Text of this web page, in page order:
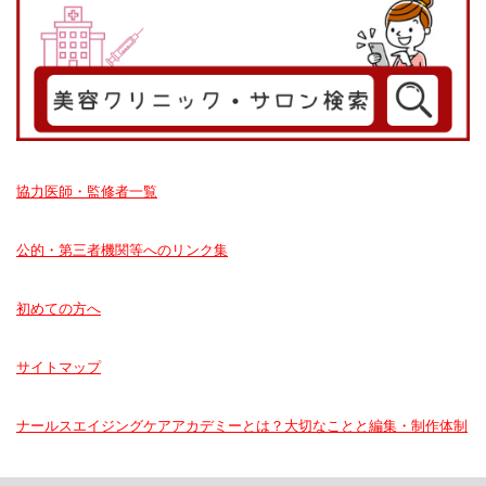
協力医師・監修者一覧
公的・第三者機関等へのリンク集
初めての方へ
サイトマップ
ナールスエイジングケアアカデミーとは？大切なことと編集・制作体制